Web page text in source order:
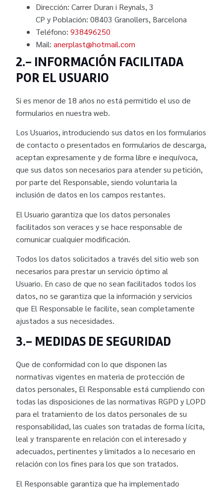
Dirección: Carrer Duran i Reynals, 3
CP y Población: 08403 Granollers, Barcelona
Teléfono: 938496250
Mail: anerplast@hotmail.com
2.- INFORMACIÓN FACILITADA
POR EL USUARIO
Si es menor de 18 años no está permitido el uso de
formularios en nuestra web.
Los Usuarios, introduciendo sus datos en los formularios
de contacto o presentados en formularios de descarga,
aceptan expresamente y de forma libre e inequívoca,
que sus datos son necesarios para atender su petición,
por parte del Responsable, siendo voluntaria la
inclusión de datos en los campos restantes.
El Usuario garantiza que los datos personales
facilitados son veraces y se hace responsable de
comunicar cualquier modificación.
Todos los datos solicitados a través del sitio web son
necesarios para prestar un servicio óptimo al
Usuario. En caso de que no sean facilitados todos los
datos, no se garantiza que la información y servicios
que El Responsable le facilite, sean completamente
ajustados a sus necesidades.
3.- MEDIDAS DE SEGURIDAD
Que de conformidad con lo que disponen las
normativas vigentes en materia de protección de
datos personales, El Responsable está cumpliendo con
todas las disposiciones de las normativas RGPD y LOPD
para el tratamiento de los datos personales de su
responsabilidad, las cuales son tratadas de forma lícita,
leal y transparente en relación con el interesado y
adecuados, pertinentes y limitados a lo necesario en
relación con los fines para los que son tratados.
El Responsable garantiza que ha implementado